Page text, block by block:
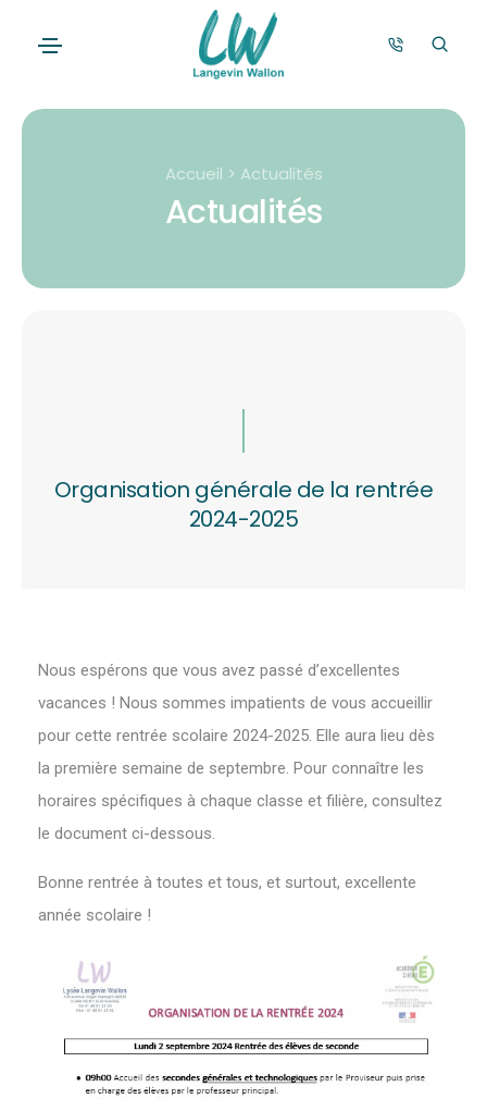
Accueil > Actualités
Actualités
Organisation générale de la rentrée
2024-2025
Nous espérons que vous avez passé d’excellentes
vacances ! Nous sommes impatients de vous accueillir
pour cette rentrée scolaire 2024-2025. Elle aura lieu dès
la première semaine de septembre. Pour connaître les
horaires spécifiques à chaque classe et filière, consultez
le document ci-dessous.
Bonne rentrée à toutes et tous, et surtout, excellente
année scolaire !